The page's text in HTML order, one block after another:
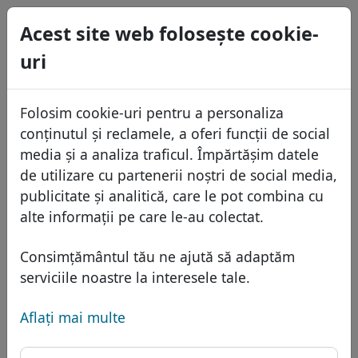
Acest site web foloseşte cookie-
uri
Folosim cookie-uri pentru a personaliza
conținutul și reclamele, a oferi funcții de social
media și a analiza traficul. Împărtășim datele
de utilizare cu partenerii noștri de social media,
publicitate și analitică, care le pot combina cu
alte informații pe care le-au colectat.
Consimțământul tău ne ajută să adaptăm
serviciile noastre la interesele tale.
Aflaţi mai multe
Domenii
Baza domeniilor
Domenii africane
Domenii asiatice
Domenii europene
Domeniile din Orientul Mijlociu
Lista de preţuri
Reduceri
Transfer
Caută
Protecţia ID
Gazduire DNS
FAQ
USD
EUR
GBP
Español
Français
Italiano
Português
Eesti
Domeniu .np - domeniu